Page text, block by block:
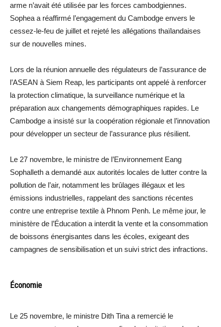
arme n’avait été utilisée par les forces cambodgiennes.
Sophea a réaffirmé l’engagement du Cambodge envers le
cessez-le-feu de juillet et rejeté les allégations thaïlandaises
sur de nouvelles mines.
Lors de la réunion annuelle des régulateurs de l’assurance de
l’ASEAN à Siem Reap, les participants ont appelé à renforcer
la protection climatique, la surveillance numérique et la
préparation aux changements démographiques rapides. Le
Cambodge a insisté sur la coopération régionale et l’innovation
pour développer un secteur de l’assurance plus résilient.
Le 27 novembre, le ministre de l’Environnement Eang
Sophalleth a demandé aux autorités locales de lutter contre la
pollution de l’air, notamment les brûlages illégaux et les
émissions industrielles, rappelant des sanctions récentes
contre une entreprise textile à Phnom Penh. Le même jour, le
ministère de l’Éducation a interdit la vente et la consommation
de boissons énergisantes dans les écoles, exigeant des
campagnes de sensibilisation et un suivi strict des infractions.
Économie
Le 25 novembre, le ministre Dith Tina a remercié le